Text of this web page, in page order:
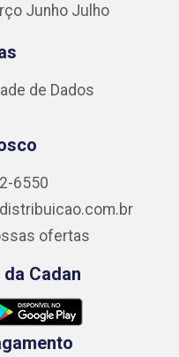
Junho Julho
de Dados
6550
ofertas
Cadan